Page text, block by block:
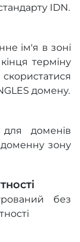
IDN.
ім'я в зоні
терміну
домену.
доменів
зону
без